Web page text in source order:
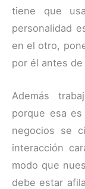
tiene que
personalidad
en el otro,
por él antes
Además
porque esa
negocios se
interacción
modo que
debe estar